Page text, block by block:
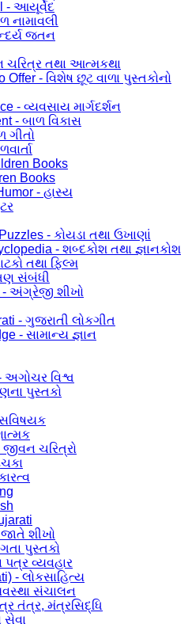
- આયૂર્વેદ
નામાવલી
જતન
ચરિત્ર તથા આત્મકથા
Offer - વિશેષ છૂટ વાળા પુસ્તકોનો
- વ્યવસાય માર્ગદર્શન
- બાળ વિકાસ
ગીતો
Books
Books
- હાસ્ય
- કોયડા તથા ઉખાણાં
- શબ્દકોશ તથા જ્ઞાનકોશ
તથા ફિલ્મ
સંબંધી
- અંગ્રેજી શીખો
- ગુજરાતી લોકગીત
- સામાન્ય જ્ઞાન
અગોચર વિશ્વ
પુસ્તકો
ચરિત્રો
જાતે શીખો
પુસ્તકો
પત્ર વ્યવહાર
- લોકસાહિત્ય
સંચાલન
તંત્ર, મંત્રસિદ્ધિ
સેવા